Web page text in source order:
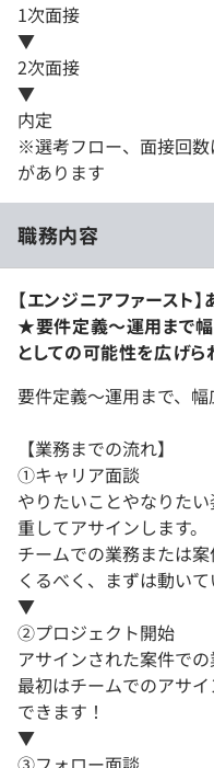
1次面接
▼
2次面接
▼
内定
※選考フロー、面接回
があります
職務内容
【エンジニアファースト
★要件定義～運用まで
としての可能性を広げら
要件定義～運用まで、幅
【業務までの流れ】
①キャリア面談
やりたいことやなりた
重してアサインします。
チームでの業務または
くるべく、まずは動い
▼
②プロジェクト開始
アサインされた案件での
最初はチームでのアサ
できます！
▼